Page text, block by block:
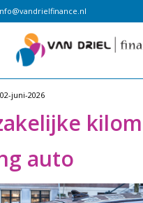
02-juni-2026
auto